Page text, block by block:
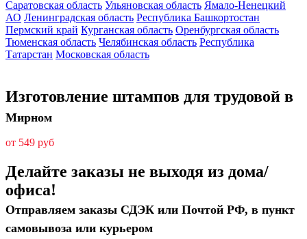
Саратовская область Ульяновская область Ямало-Ненецкий
АО Ленинградская область Республика Башкортостан
Пермский край Курганская область Оренбургская область
Тюменская область Челябинская область Республика
Татарстан Московская область
Изготовление штампов для трудовой в
Мирном
от 549 руб
Делайте заказы не выходя из дома/
офиса!
Отправляем заказы СДЭК или Почтой РФ, в пункт
самовывоза или курьером